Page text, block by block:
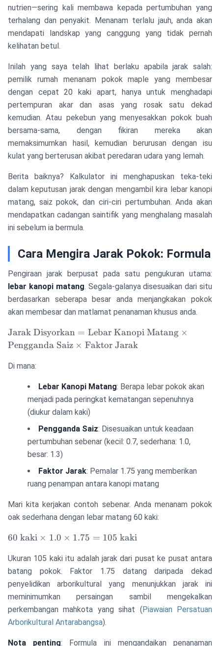
nutrien—sering kali membawa kepada pertumbuhan yang
terhalang dan penyakit. Menanam terlalu jauh, anda akan
mendapati landskap yang canggung yang tidak pernah
kelihatan betul.
Inilah yang saya telah lihat berlaku apabila jarak salah:
pemilik rumah menanam pokok maple yang membesar
dengan cepat 20 kaki apart, hanya untuk menghadapi
pertempuran akar dan asas yang rosak satu dekad
kemudian. Atau pekebun yang menyesakkan pokok buah
bersama-sama, dengan fikiran mereka akan
memaksimumkan hasil, kemudian berurusan dengan isu
kulat yang berterusan akibat peredaran udara yang lemah.
Berita baiknya? Kalkulator ini menghapuskan teka-teki
dalam keputusan jarak dengan mengambil kira lebar kanopi
matang, saiz pokok, dan ciri-ciri pertumbuhan. Anda akan
mendapatkan cadangan saintifik yang menghalang masalah
ini sebelum ia bermula.
Cara Mengira Jarak Pokok: Formula
Pengiraan jarak berpusat pada satu pengukuran utama:
lebar kanopi matang. Segala-galanya disesuaikan dari situ
berdasarkan seberapa besar anda menjangkakan pokok
akan membesar dan matlamat penanaman khusus anda.
\text{Jarak
Disyorkan} =
Kanopi Matang}
\text{Pengganda
Saiz} \times
\text{Faktor
Jarak Disyorkan = Lebar Kanopi Matang ×
Pengganda Saiz × Faktor Jarak
Di mana:
Lebar Kanopi Matang: Berapa lebar pokok akan
menjadi pada peringkat kematangan sepenuhnya
(diukur dalam kaki)
Pengganda Saiz: Disesuaikan untuk keadaan
pertumbuhan sebenar (kecil: 0.7, sederhana: 1.0,
besar: 1.3)
Faktor Jarak: Pemalar 1.75 yang memberikan
ruang penampan antara kanopi matang
Mari kita kerjakan contoh sebenar. Anda menanam pokok
oak sederhana dengan lebar matang 60 kaki:
60
kaki}
\times
1.0
\times
1.75
= 105
\text{
kaki}
60 kaki × 1.0 × 1.75 = 105 kaki
Ukuran 105 kaki itu adalah jarak dari pusat ke pusat antara
batang pokok. Faktor 1.75 datang daripada dekad
penyelidikan arborikultural yang menunjukkan jarak ini
meminimumkan persaingan sambil mengekalkan
perkembangan mahkota yang sihat (Piawaian Persatuan
Arborikultural Antarabangsa).
Nota penting: Formula ini mengandaikan penanaman